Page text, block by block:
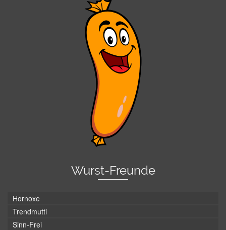
Wurst-Freunde
Hornoxe
Trendmutti
Sinn-Frei